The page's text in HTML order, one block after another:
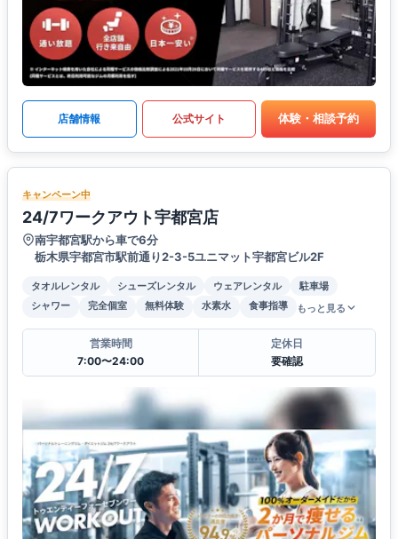
店舗情報 公式サイト 体験・相談予約
キャンペーン中
24/7ワークアウト宇都宮店
南宇都宮駅から車で6分
栃木県宇都宮市駅前通り2-3-5ユニマット宇都宮ビル2F
タオルレンタル シューズレンタル ウェアレンタル
駐車場
シャワー
完全個室 無料体験 水素水 食事指導 もっと見る
営業時間
7:00〜24:00
定休日
要確認